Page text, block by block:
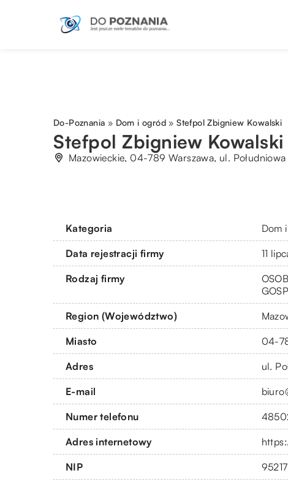
Do-Poznania » Dom i ogród »Stefpol Zbigniew Kowalski
Stefpol Zbigniew Kowalski
Mazowieckie, 04-789 Warszawa, ul.
Kategoria Dom
Data rejestracji firmy 11
Rodzaj firmy
Region (Województwo)
Miasto 04-
Adres ul.
E-mail
Numer telefonu
Adres internetowy
NIP